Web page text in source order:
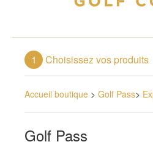
1 Choisissez vos produits
Accueil boutique > Golf Pass>
Golf Pass